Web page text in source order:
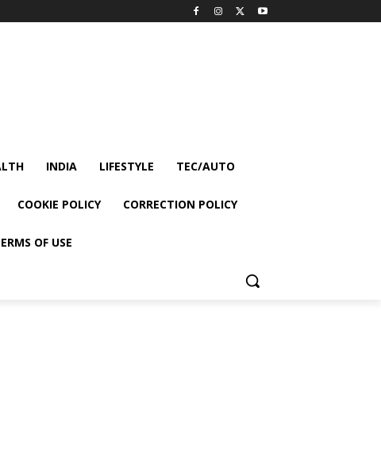
INDIA LIFESTYLE TEC/AUTO
COOKIE POLICY CORRECTION POLICY
OF USE